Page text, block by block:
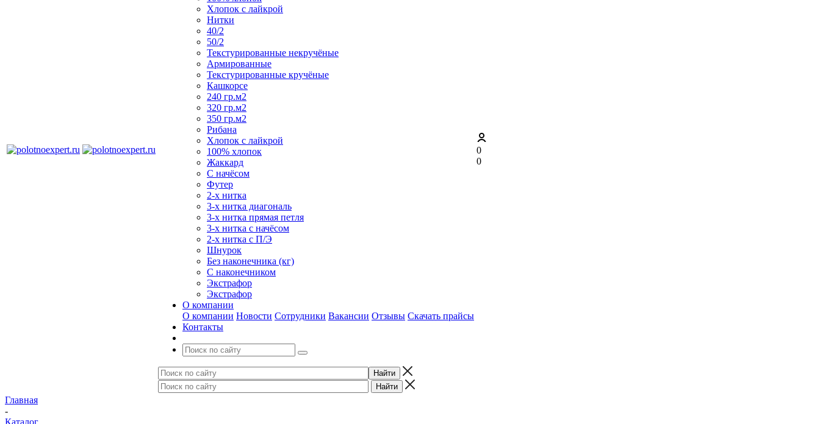
Хлопок с лайкрой
Нитки
40/2
50/2
Текстурированные некручёные
Армированные
Текстурированные кручёные
Кашкорсе
240 гр.м2
320 гр.м2
350 гр.м2
Рибана
Хлопок с лайкрой
100% хлопок
Жаккард
С начёсом
Футер
2-х нитка
3-х нитка диагональ
3-х нитка прямая петля
3-х нитка с начёсом
2-х нитка с П/Э
Шнурок
Без наконечника (кг)
С наконечником
Экстрафор
Экстрафор
О компании
О компании Новости Сотрудники Вакансии Отзывы Скачать прайсы
Контакты
0
0
Главная
-
Каталог